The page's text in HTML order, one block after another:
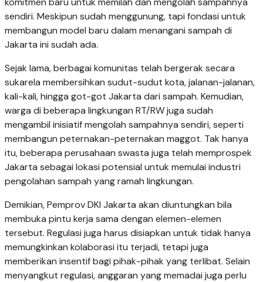
sendiri. Meskipun sudah menggunung, tapi fondasi untuk
membangun model baru dalam menangani sampah di
Jakarta ini sudah ada.
Sejak lama, berbagai komunitas telah bergerak secara
sukarela membersihkan sudut-sudut kota, jalanan-jalanan,
kali-kali, hingga got-got Jakarta dari sampah. Kemudian,
warga di beberapa lingkungan RT/RW juga sudah
mengambil inisiatif mengolah sampahnya sendiri, seperti
membangun peternakan-peternakan maggot. Tak hanya
itu, beberapa perusahaan swasta juga telah memprospek
Jakarta sebagai lokasi potensial untuk memulai industri
pengolahan sampah yang ramah lingkungan.
Demikian, Pemprov DKI Jakarta akan diuntungkan bila
membuka pintu kerja sama dengan elemen-elemen
tersebut. Regulasi juga harus disiapkan untuk tidak hanya
memungkinkan kolaborasi itu terjadi, tetapi juga
memberikan insentif bagi pihak-pihak yang terlibat. Selain
menyangkut regulasi, anggaran yang memadai juga perlu